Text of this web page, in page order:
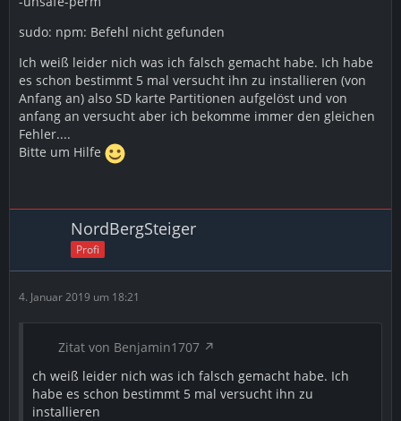
sudo: npm: Befehl nicht gefunden
Ich weiß leider nich was ich falsch gemacht habe. Ich habe
es schon bestimmt 5 mal versucht ihn zu installieren (von
Anfang an) also SD karte Partitionen aufgelöst und von
anfang an versucht aber ich bekomme immer den gleichen
Fehler....
Bitte um Hilfe
NordBergSteiger
Profi
4. Januar 2019 um 18:21
Zitat von Benjamin1707
ch weiß leider nich was ich falsch gemacht habe. Ich
habe es schon bestimmt 5 mal versucht ihn zu
installieren